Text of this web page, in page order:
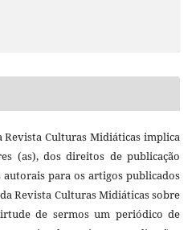
Revista Culturas Midiáticas implica
(as), dos direitos de publicação
para os artigos publicados
Revista Culturas Midiáticas sobre
de sermos um periódico de